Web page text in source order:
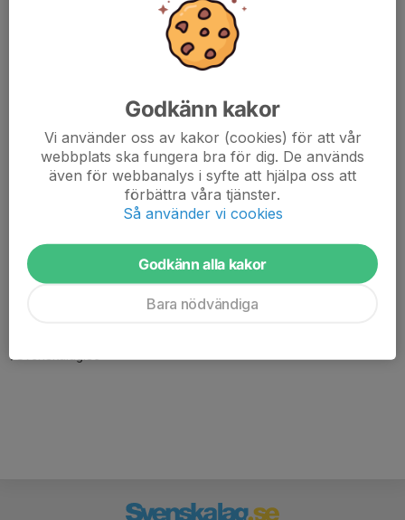
Här hamnar automatiskt de senaste nyheterna på hemsidan. För
/Svenskalag.se
Godkänn kakor
Vi använder oss av kakor (cookies) för att vår
webbplats ska fungera bra för dig. De används
även för webbanalys i syfte att hjälpa oss att
förbättra våra tjänster.
Så använder vi cookies
Godkänn alla kakor
Bara nödvändiga